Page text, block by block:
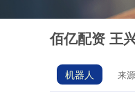
佰亿配资 王
机器人 来